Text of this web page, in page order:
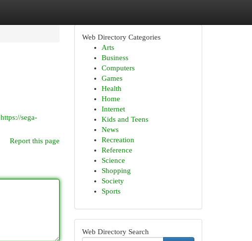
https://sega-
Report this page
Web Directory Categories
Arts
Business
Computers
Games
Health
Home
Internet
Kids and Teens
News
Recreation
Reference
Science
Shopping
Society
Sports
Web Directory Search